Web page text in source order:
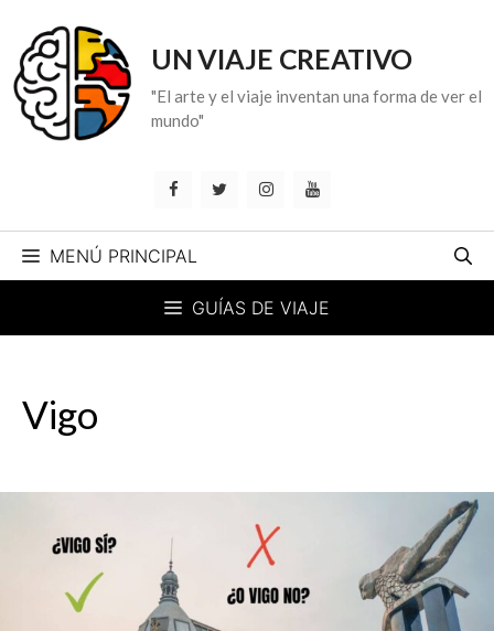
contenido
UN VIAJE CREATIVO
"El arte y el viaje inventan una forma de ver el
mundo"
MENÚ PRINCIPAL
GUÍAS DE VIAJE
Vigo